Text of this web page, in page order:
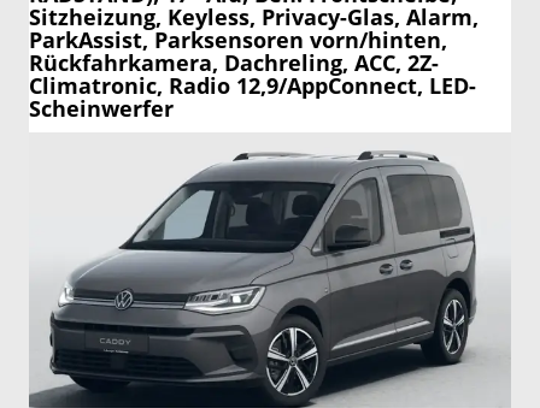
Sitzheizung, Keyless, Privacy-Glas, Alarm,
ParkAssist, Parksensoren vorn/hinten,
Rückfahrkamera, Dachreling, ACC, 2Z-
Climatronic, Radio 12,9/AppConnect, LED-
Scheinwerfer